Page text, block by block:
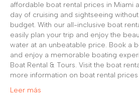
affordable boat rental prices in Miami
day of cruising and sightseeing
budget. With our all-inclusive boat
easily plan your trip and enjoy the
water at an unbeatable price. Book a
and enjoy a memorable boating
Boat Rental & Tours. Visit the boat
more information on boat rental prices
Leer más